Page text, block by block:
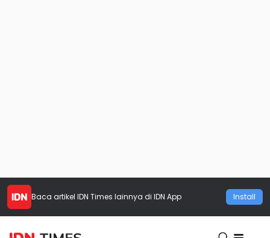
Baca artikel IDN Times lainnya di IDN App Install